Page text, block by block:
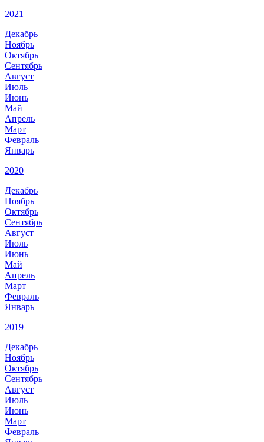
2021
Декабрь
Ноябрь
Октябрь
Сентябрь
Август
Июль
Июнь
Май
Апрель
Март
Февраль
Январь
2020
Декабрь
Ноябрь
Октябрь
Сентябрь
Август
Июль
Июнь
Май
Апрель
Март
Февраль
Январь
2019
Декабрь
Ноябрь
Октябрь
Сентябрь
Август
Июль
Июнь
Март
Февраль